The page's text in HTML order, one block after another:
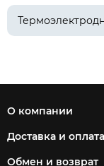
О компании
Доставка и оплата
Обмен и возврат